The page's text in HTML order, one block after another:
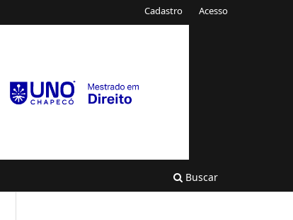
Buscar
Cadastro Acesso